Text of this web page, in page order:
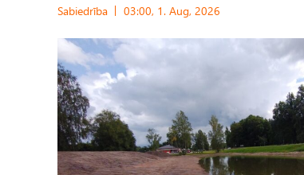
Sabiedrība 03:00, 1. Aug, 2026